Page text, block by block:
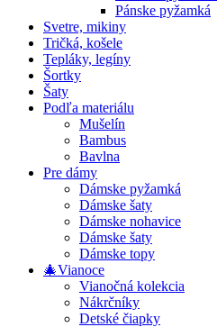
Pánske pyžamká
Svetre, mikiny
Tričká, košele
Tepláky, legíny
Šortky
Šaty
Podľa materiálu
Mušelín
Bambus
Bavlna
Pre dámy
Dámske pyžamká
Dámske šaty
Dámske nohavice
Dámske šaty
Dámske topy
🎄Vianoce
Vianočná kolekcia
Nákrčníky
Detské čiapky